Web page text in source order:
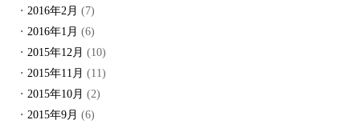
2016年2月 (7)
2016年1月 (6)
2015年12月 (10)
2015年11月 (11)
2015年10月 (2)
2015年9月 (6)